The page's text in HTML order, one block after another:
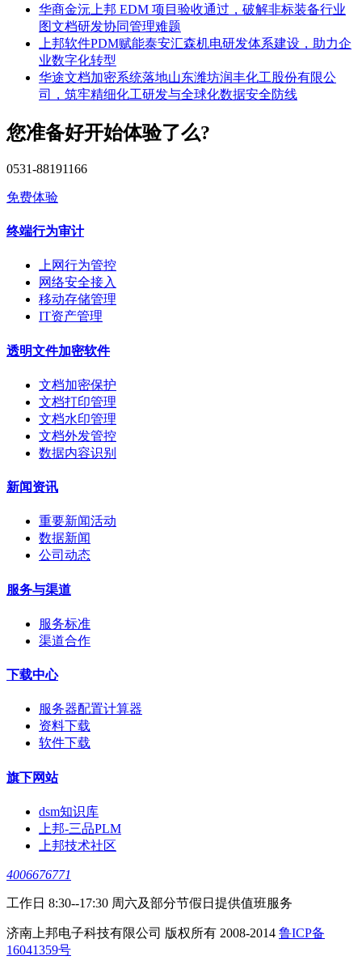
华商金沅上邦 EDM 项目验收通过，破解非标装备行业
图文档研发协同管理难题
上邦软件PDM赋能泰安汇森机电研发体系建设，助力企
业数字化转型
华途文档加密系统落地山东潍坊润丰化工股份有限公
司，筑牢精细化工研发与全球化数据安全防线
您准备好开始体验了么?
0531-88191166
免费体验
终端行为审计
上网行为管控
网络安全接入
移动存储管理
IT资产管理
透明文件加密软件
文档加密保护
文档打印管理
文档水印管理
文档外发管控
数据内容识别
新闻资讯
重要新闻活动
数据新闻
公司动态
服务与渠道
服务标准
渠道合作
下载中心
服务器配置计算器
资料下载
软件下载
旗下网站
dsm知识库
上邦-三品PLM
上邦技术社区
4006676771
工作日 8:30--17:30 周六及部分节假日提供值班服务
济南上邦电子科技有限公司 版权所有 2008-2014 鲁ICP备
16041359号